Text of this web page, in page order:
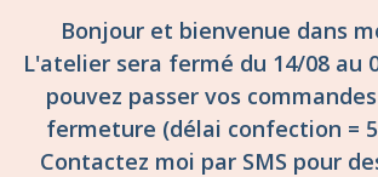
Bonjour et bienvenue dans
L'atelier sera fermé du 14/08 au
pouvez passer vos
fermeture (délai confection =
Contactez moi par SMS pour